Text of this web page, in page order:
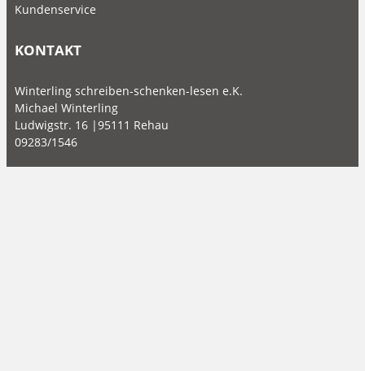
Kundenservice
KONTAKT
Winterling schreiben-schenken-lesen e.K.
Michael Winterling
Ludwigstr. 16 |95111 Rehau
09283/1546